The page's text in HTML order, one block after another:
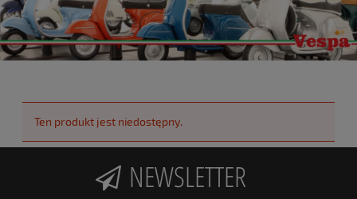
Ten produkt jest niedostępny.
NEWSLETTER